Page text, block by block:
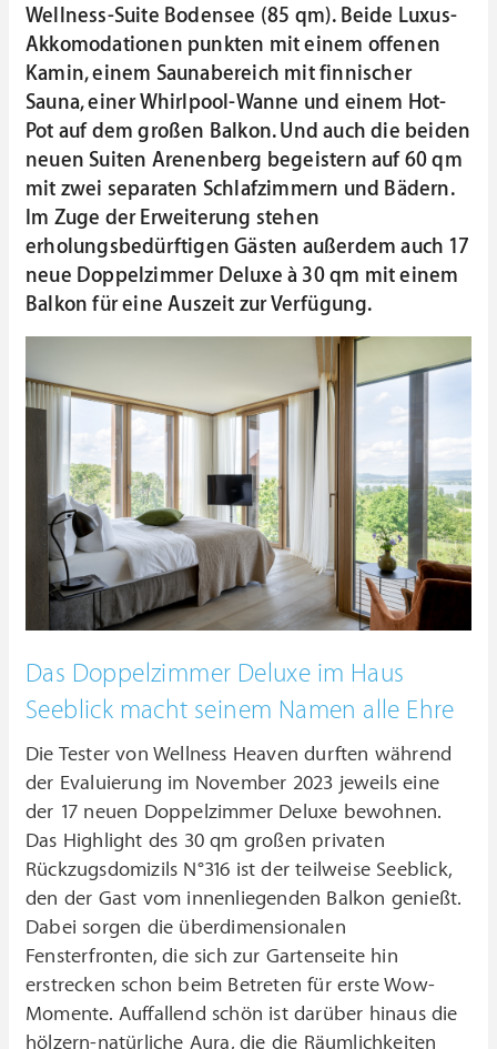
Wellness-Suite Bodensee (85 qm). Beide Luxus-
Akkomodationen punkten mit einem offenen
Kamin, einem Saunabereich mit finnischer
Sauna, einer Whirlpool-Wanne und einem Hot-
Pot auf dem großen Balkon. Und auch die beiden
neuen Suiten Arenenberg begeistern auf 60 qm
mit zwei separaten Schlafzimmern und Bädern.
Im Zuge der Erweiterung stehen
erholungsbedürftigen Gästen außerdem auch 17
neue Doppelzimmer Deluxe à 30 qm mit einem
Balkon für eine Auszeit zur Verfügung.
Das Doppelzimmer Deluxe im Haus
Seeblick macht seinem Namen alle Ehre
Die Tester von Wellness Heaven durften während
der Evaluierung im November 2023 jeweils eine
der 17 neuen Doppelzimmer Deluxe bewohnen.
Das Highlight des 30 qm großen privaten
Rückzugsdomizils N°316 ist der teilweise Seeblick,
den der Gast vom innenliegenden Balkon genießt.
Dabei sorgen die überdimensionalen
Fensterfronten, die sich zur Gartenseite hin
erstrecken schon beim Betreten für erste Wow-
Momente. Auffallend schön ist darüber hinaus die
hölzern-natürliche Aura, die die Räumlichkeiten